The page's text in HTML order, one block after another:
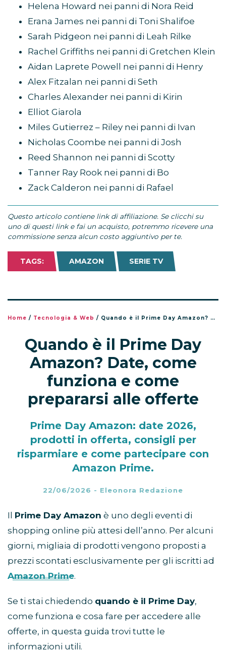
Helena Howard nei panni di Nora Reid
Erana James nei panni di Toni Shalifoe
Sarah Pidgeon nei panni di Leah Rilke
Rachel Griffiths nei panni di Gretchen Klein
Aidan Laprete Powell nei panni di Henry
Alex Fitzalan nei panni di Seth
Charles Alexander nei panni di Kirin
Elliot Giarola
Miles Gutierrez – Riley nei panni di Ivan
Nicholas Coombe nei panni di Josh
Reed Shannon nei panni di Scotty
Tanner Ray Rook nei panni di Bo
Zack Calderon nei panni di Rafael
Questo articolo contiene link di affiliazione. Se clicchi su
uno di questi link e fai un acquisto, potremmo ricevere una
commissione senza alcun costo aggiuntivo per te.
TAGS: AMAZON SERIE TV
Home / Tecnologia & Web / Quando è il Prime Day Amazon? Date, come funziona e come prepararsi alle offerte
Quando è il Prime Day
Amazon? Date, come
funziona e come
prepararsi alle offerte
Prime Day Amazon: date 2026,
prodotti in offerta, consigli per
risparmiare e come partecipare con
Amazon Prime.
22/06/2026 - Eleonora Redazione
Il Prime Day Amazon è uno degli eventi di
shopping online più attesi dell’anno. Per alcuni
giorni, migliaia di prodotti vengono proposti a
prezzi scontati esclusivamente per gli iscritti ad
Amazon Prime.
Se ti stai chiedendo quando è il Prime Day,
come funziona e cosa fare per accedere alle
offerte, in questa guida trovi tutte le
informazioni utili.